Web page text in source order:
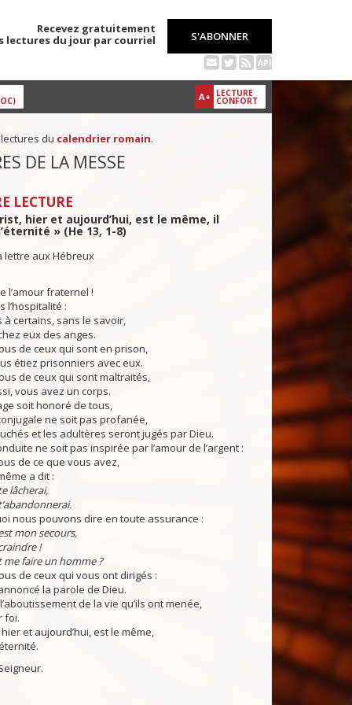
Recevez gratuitement
lectures du jour par courriel
S'ABONNER
API
A+ LECTURE
CONFORT
du calendrier romain.
DE LA MESSE
LECTURE
hier et aujourd’hui, est le même, il
» (He 13, 1-8)
lettre aux Hébreux
l’amour fraternel !
l’hospitalité :
à certains, sans le savoir,
eux des anges.
de ceux qui sont en prison,
étiez prisonniers avec eux.
de ceux qui sont maltraités,
vous avez un corps.
soit honoré de tous,
ne soit pas profanée,
et les adultères seront jugés par Dieu.
ne soit pas inspirée par l’amour de l’argent :
de ce que vous avez,
a dit :
lâcherai,
nous pouvons dire en toute assurance :
mon secours,
!
faire un homme ?
de ceux qui vous ont dirigés :
la parole de Dieu.
de la vie qu’ils ont menée,
foi.
et aujourd’hui, est le même,